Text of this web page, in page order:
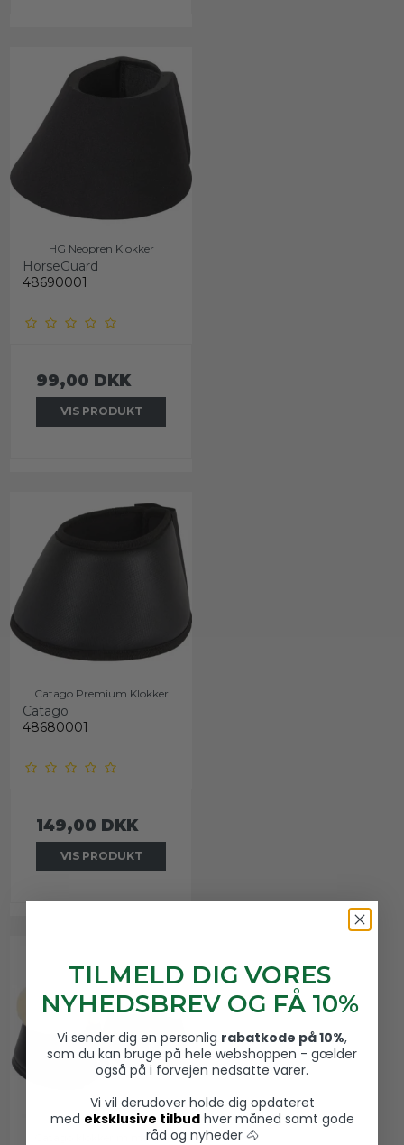
HG Neopren Klokker
HorseGuard
48690001
99,00 DKK
VIS PRODUKT
Catago Premium Klokker
Catago
48680001
149,00 DKK
VIS PRODUKT
Catago klokker m merino
TILMELD DIG VORES
NYHEDSBREV OG FÅ 10%
Vi sender dig en personlig rabatkode på 10%,
som du kan bruge på hele webshoppen - gælder
også på i forvejen nedsatte varer.
Vi vil derudover holde dig opdateret
med eksklusive tilbudhver måned samt gode
råd og nyheder 🐴